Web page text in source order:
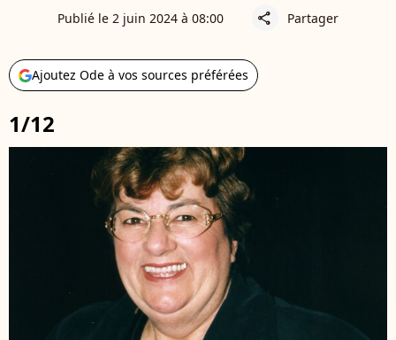
Publié le 2 juin 2024 à 08:00 share Partager
Ajoutez Ode à vos sources préférées
1/12